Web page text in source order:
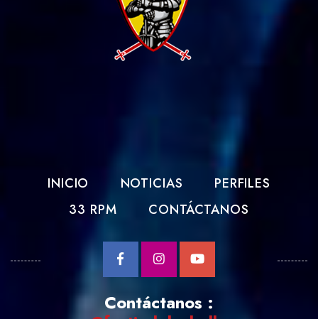
INICIO NOTICIAS
PERFILES
33 RPM
CONTÁCTANOS
Contáctanos :